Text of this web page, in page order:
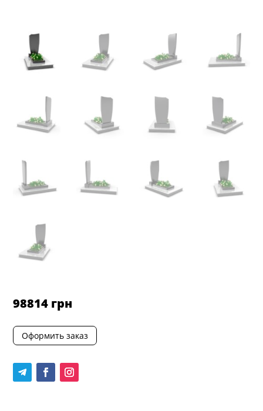
98814 грн
Оформить заказ